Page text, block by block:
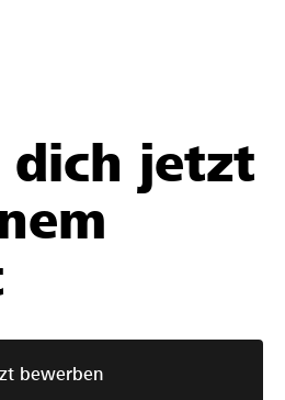
dich jetzt
bewerben